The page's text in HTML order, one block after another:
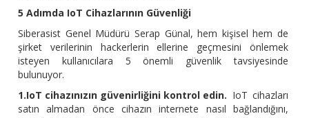
5 Adımda IoT Cihazlarının Güvenliği
Siberasist Genel Müdürü Serap Günal, hem kişisel hem de
şirket verilerinin hackerlerin ellerine geçmesini önlemek
isteyen kullanıcılara 5 önemli güvenlik tavsiyesinde
bulunuyor.
1.IoT cihazınızın güvenirliğini kontrol edin. IoT cihazları
satın almadan önce cihazın internete nasıl bağlandığını,